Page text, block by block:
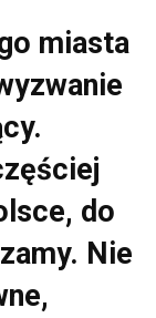
miasta
do
Nie